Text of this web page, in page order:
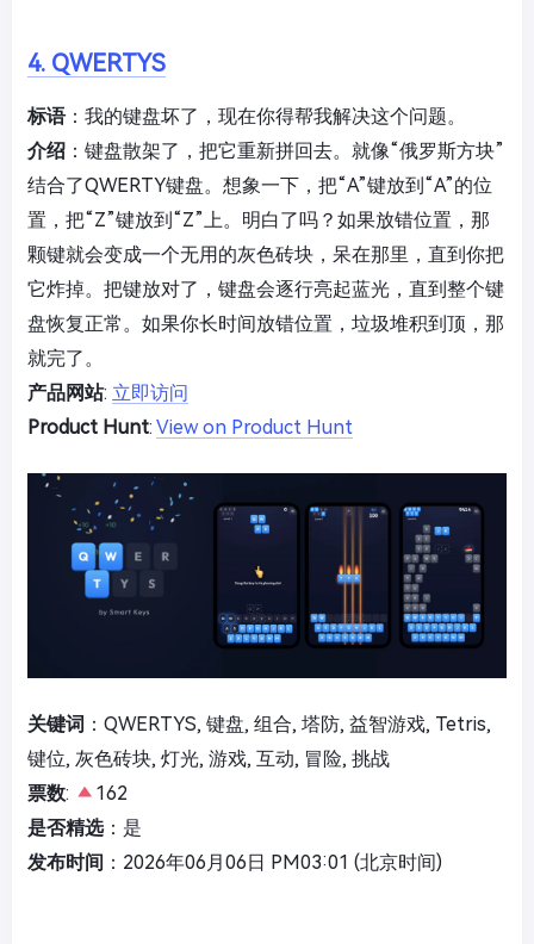
4. QWERTYS
标语：我的键盘坏了，现在你得帮我解决这个问题。
介绍 ：键盘散架了，把它重新拼回去。就像“俄罗斯方块”
结合了QWERTY键盘。想象一下，把“A”键放到“A”的位
置，把“Z”键放到“Z”上。明白了吗？如果放错位置，那
颗键就会变成一个无用的灰色砖块，呆在那里，直到你把
它炸掉。把键放对了，键盘会逐行亮起蓝光，直到整个键
盘恢复正常。如果你长时间放错位置，垃圾堆积到顶，那
就完了。
产品网站: 立即访问
Product Hunt: View on Product Hunt
关键词 ：QWERTYS, 键盘, 组合, 塔防, 益智游戏, Tetris,
键位, 灰色砖块, 灯光, 游戏, 互动, 冒险, 挑战
票数:
162
是否精选：是
发布时间 ：2026年06月06日 PM03:01 (北京时间)